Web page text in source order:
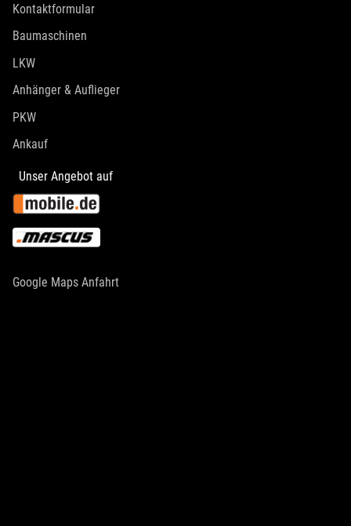
Kontaktformular
Baumaschinen
LKW
Anhänger & Auflieger
PKW
Ankauf
Unser Angebot auf
Google Maps Anfahrt